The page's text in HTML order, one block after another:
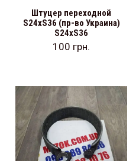
Штуцер переходной
S24хS36 (пр-во Украина)
S24хS36
100 грн.